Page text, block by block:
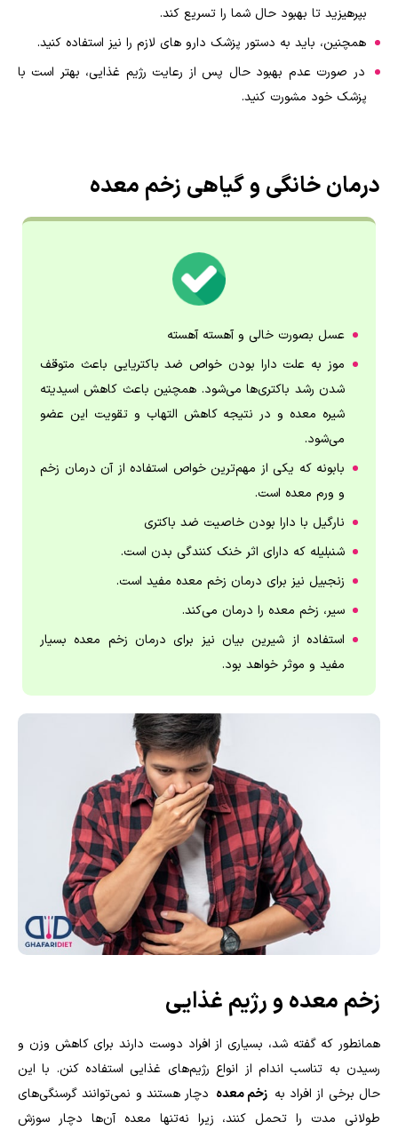
بپرهیزید تا بهبود حال شما را تسریع کند.
همچنین، باید به دستور پزشک دارو های لازم را نیز استفاده کنید.
در صورت عدم بهبود حال پس از رعایت رژیم غذایی، بهتر است با
پزشک خود مشورت کنید.
درمان خانگی و گیاهی زخم معده
عسل بصورت خالی و آهسته آهسته
موز به علت دارا بودن خواص ضد باکتریایی باعث متوقف
شدن رشد باکتری‌ها می‌شود. همچنین باعث کاهش اسیدیته
شیره معده و در نتیجه کاهش التهاب و تقویت این عضو
می‌شود.
بابونه که یکی از مهم‌ترین خواص استفاده از آن درمان زخم
و ورم معده است.
نارگیل با دارا بودن خاصیت ضد باکتری
شنبلیله که دارای اثر خنک ‌کنندگی بدن است.
زنجبیل نیز برای درمان زخم معده مفید است.
سیر، زخم معده را درمان می‌کند.
استفاده از شیرین بیان نیز برای درمان زخم معده بسیار
مفید و موثر خواهد بود.
زخم معده و رژیم غذایی
همانطور که گفته شد، بسیاری از افراد دوست دارند برای کاهش وزن و
رسیدن به تناسب اندام از انواع رژیم‌های غذایی استفاده کنن. با این
حال برخی از افراد به زخم معده دچار هستند و نمی‌توانند گرسنگی‌های
طولانی‌ مدت را تحمل کنند، زیرا نه‌تنها معده آن‌ها دچار سوزش